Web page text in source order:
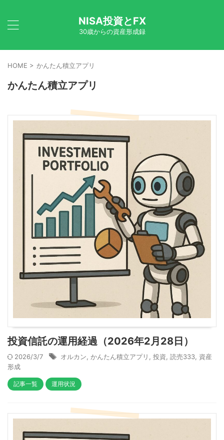
NISA投資とFX
30歳からの資産形成録
HOME > かんたん積立アプリ
かんたん積立アプリ
投資信託の運用経過（2026年2月28日）
2026/3/7 オルカン かんたん積立アプリ 投資 読売333 資産
形成
記事一覧 運用状況